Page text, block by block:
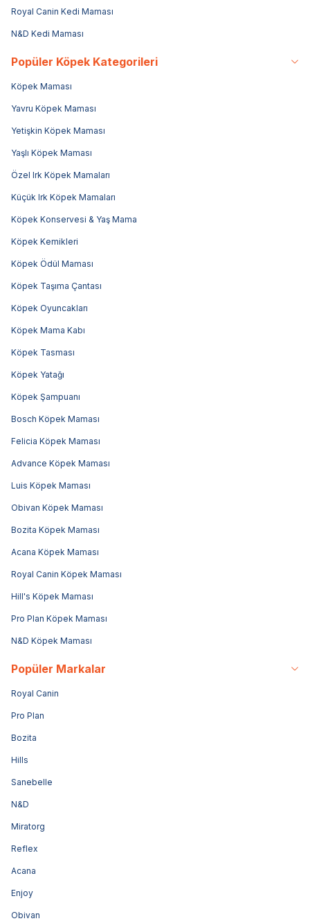
Royal Canin Kedi Maması
N&D Kedi Maması
Popüler Köpek Kategorileri
Köpek Maması
Yavru Köpek Maması
Yetişkin Köpek Maması
Yaşlı Köpek Maması
Özel Irk Köpek Mamaları
Küçük Irk Köpek Mamaları
Köpek Konservesi & Yaş Mama
Köpek Kemikleri
Köpek Ödül Maması
Köpek Taşıma Çantası
Köpek Oyuncakları
Köpek Mama Kabı
Köpek Tasması
Köpek Yatağı
Köpek Şampuanı
Bosch Köpek Maması
Felicia Köpek Maması
Advance Köpek Maması
Luis Köpek Maması
Obivan Köpek Maması
Bozita Köpek Maması
Acana Köpek Maması
Royal Canin Köpek Maması
Hill's Köpek Maması
Pro Plan Köpek Maması
N&D Köpek Maması
Popüler Markalar
Royal Canin
Pro Plan
Bozita
Hills
Sanebelle
N&D
Miratorg
Reflex
Acana
Enjoy
Obivan